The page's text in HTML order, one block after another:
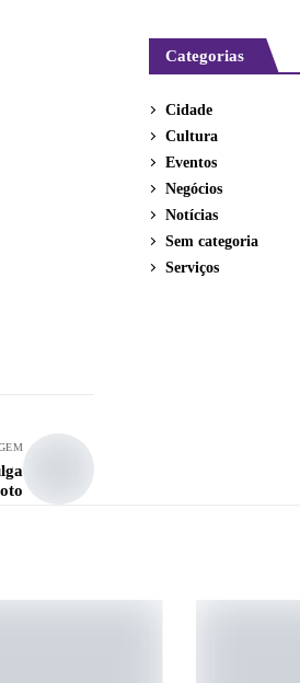
Categorias
Cidade
Cultura
Eventos
Negócios
Notícias
Sem categoria
Serviços